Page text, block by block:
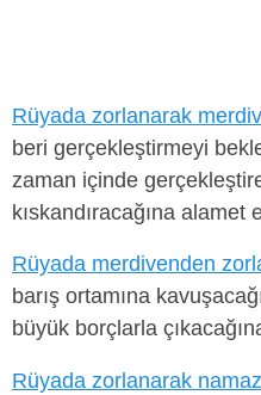
Rüyada zorlanarak
beri gerçekleştirmeyi
zaman içinde
kıskandıracağına alamet
Rüyada merdivenden
barış ortamına
büyük borçlarla
Rüyada zorlanarak